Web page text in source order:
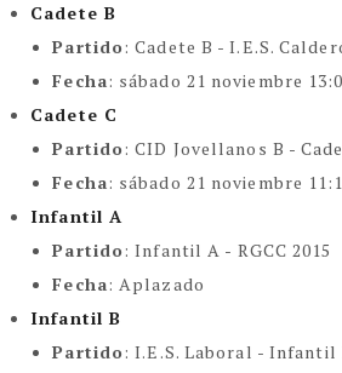
Cadete B
Partido:Cadete B - I.E.S.
Fecha: sábado 21 noviembre
Cadete C
Partido:CID Jovellanos B -
Fecha: sábado 21 noviembre
Infantil A
Partido:Infantil A - RGCC 2015
Fecha:Aplazado
Infantil B
Partido:I.E.S. Laboral - Infantil